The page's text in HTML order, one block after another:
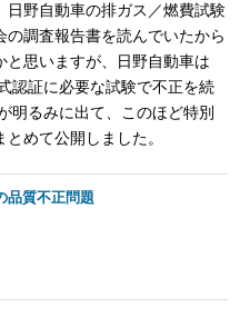
野自動車の排ガス／燃費試験
調査報告書を読んでいたから
と思いますが、日野自動車は
認証に必要な試験で不正を続
明るみに出て、このほど特別
めて公開しました。
品質不正問題